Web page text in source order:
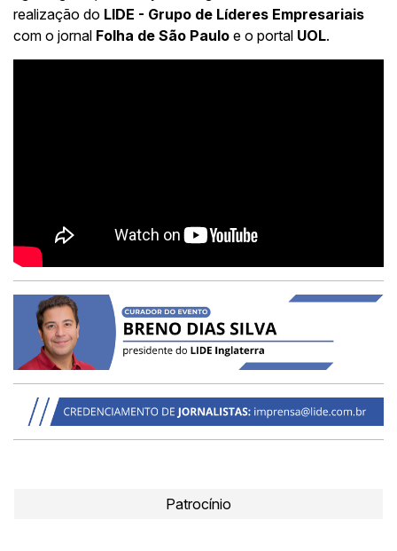
realização do LIDE - Grupo de Líderes Empresariais
com o jornal Folha de São Paulo e o portal UOL.
Patrocínio